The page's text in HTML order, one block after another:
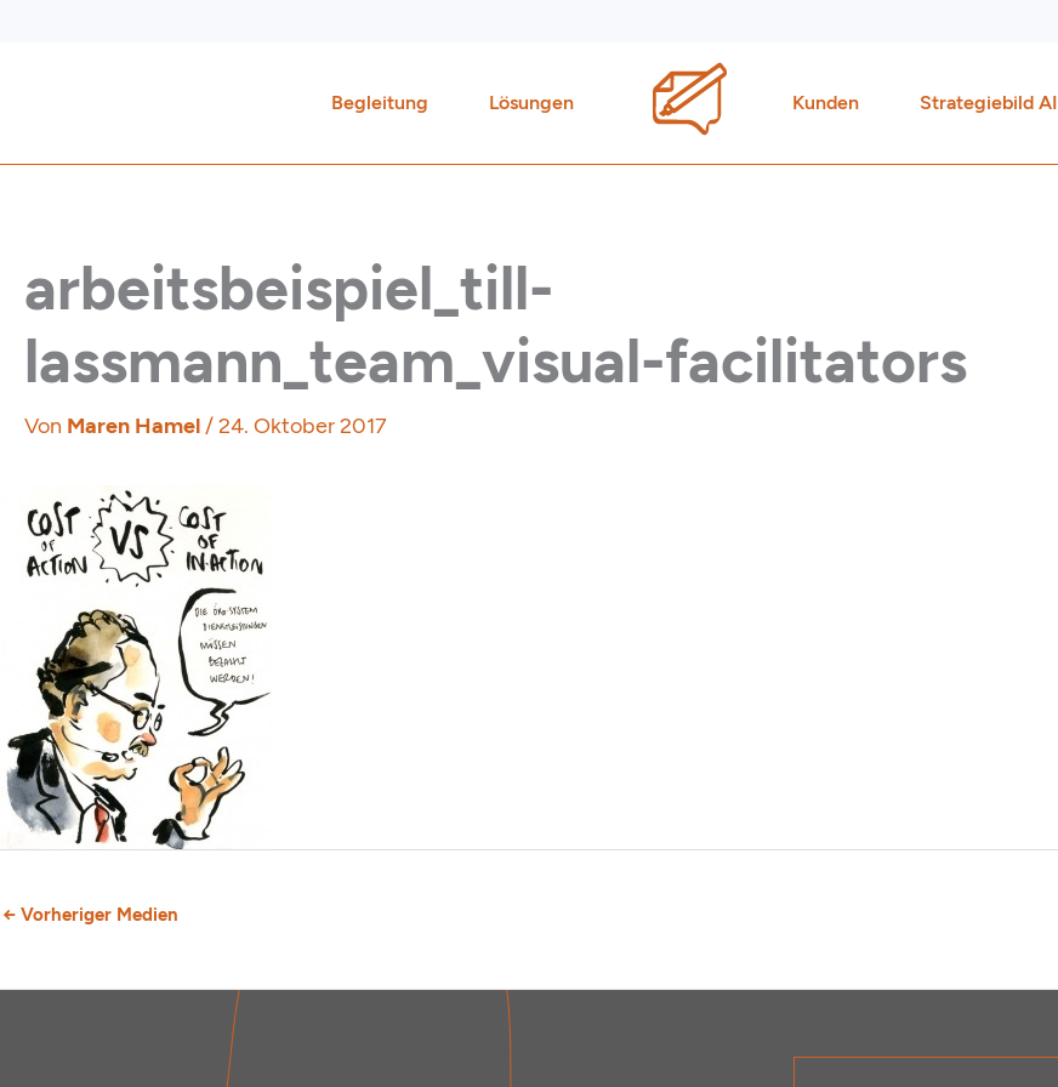
Begleitung Lösungen Kunden Strategiebild AI
arbeitsbeispiel_till-
lassmann_team_visual-facilitators
Von Maren Hamel/24. Oktober 2017
← Vorheriger Medien